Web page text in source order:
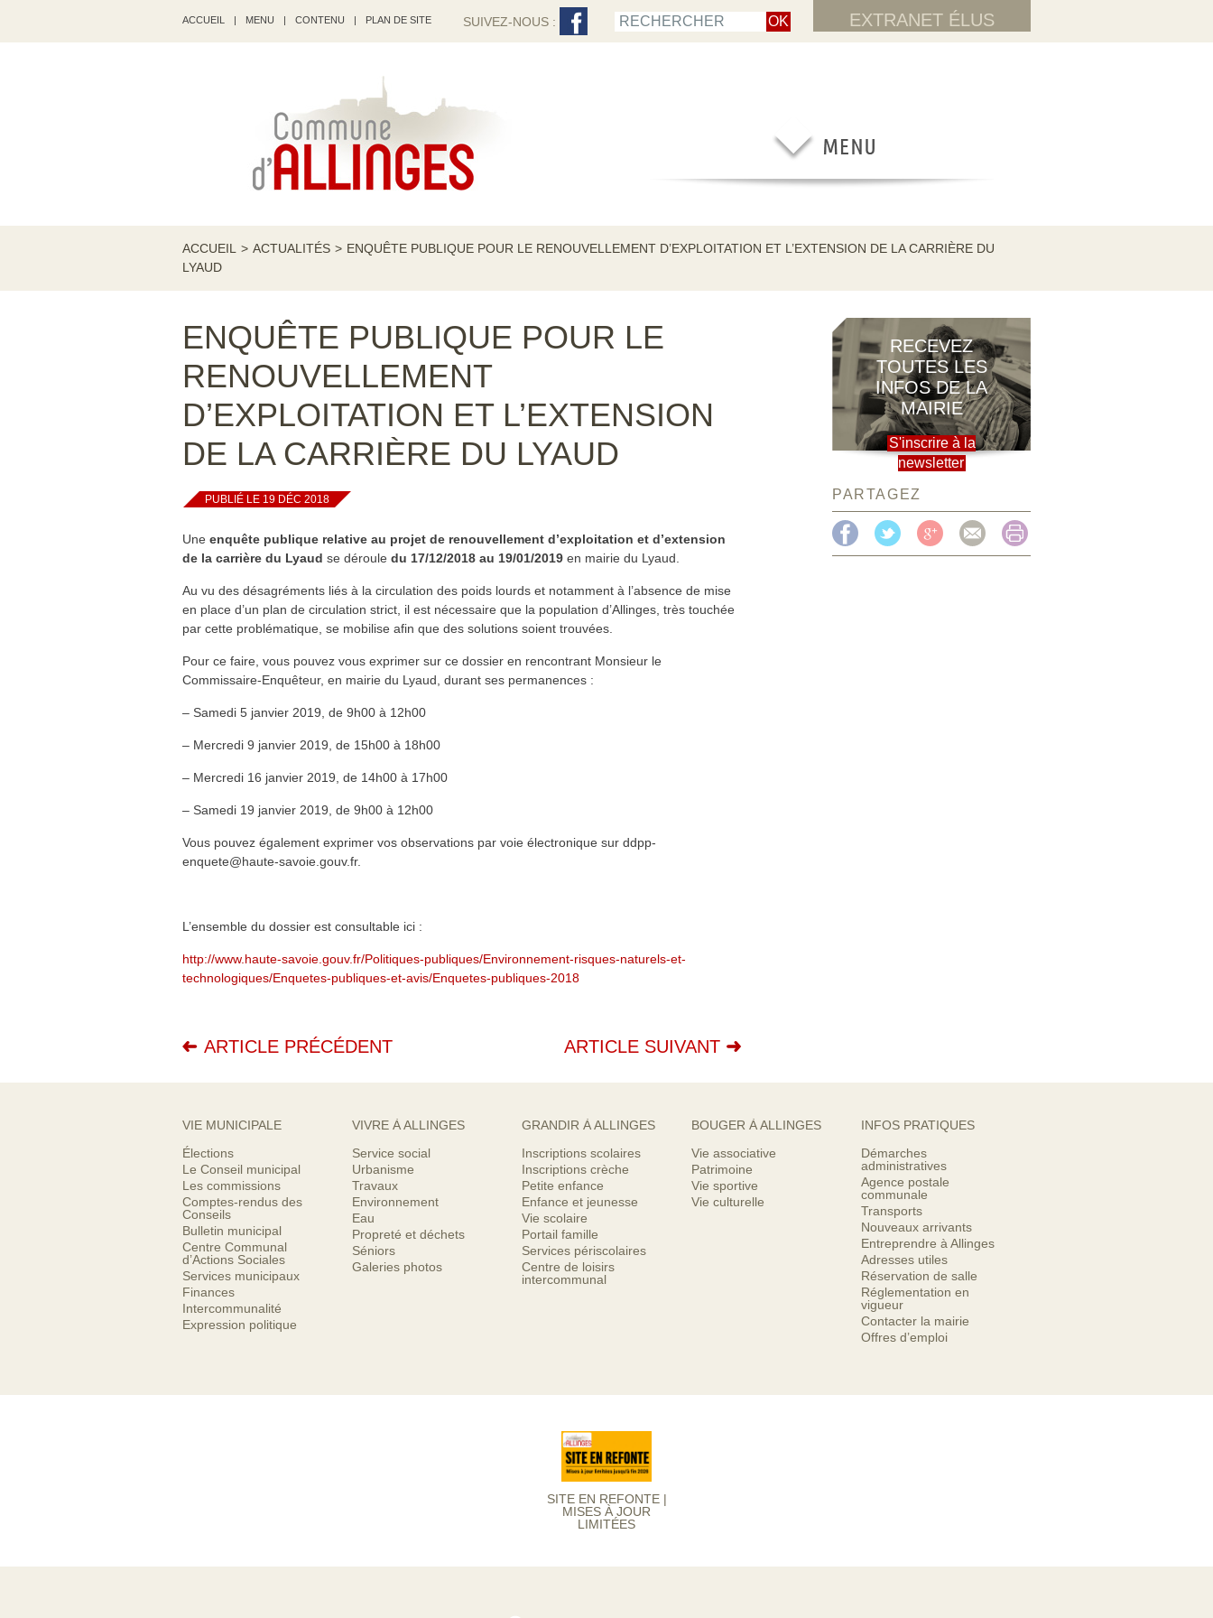
ACCUEIL | MENU | CONTENU | PLAN DE SITE EXTRANET ÉLUS
SUIVEZ-NOUS :
ACCUEIL > ACTUALITÉS > ENQUÊTE PUBLIQUE POUR LE RENOUVELLEMENT D’EXPLOITATION ET L’EXTENSION DE LA CARRIÈRE DU
LYAUD
ENQUÊTE PUBLIQUE POUR LE
RENOUVELLEMENT
D’EXPLOITATION ET L’EXTENSION
DE LA CARRIÈRE DU LYAUD
PUBLIÉ LE 19 DÉC 2018
Une enquête publique relative au projet de renouvellement d’exploitation et d’extension
de la carrière du Lyaud se déroule du 17/12/2018 au 19/01/2019 en mairie du Lyaud.
Au vu des désagréments liés à la circulation des poids lourds et notamment à l’absence de mise
en place d’un plan de circulation strict, il est nécessaire que la population d’Allinges, très touchée
par cette problématique, se mobilise afin que des solutions soient trouvées.
Pour ce faire, vous pouvez vous exprimer sur ce dossier en rencontrant Monsieur le
Commissaire-Enquêteur, en mairie du Lyaud, durant ses permanences :
– Samedi 5 janvier 2019, de 9h00 à 12h00
– Mercredi 9 janvier 2019, de 15h00 à 18h00
– Mercredi 16 janvier 2019, de 14h00 à 17h00
– Samedi 19 janvier 2019, de 9h00 à 12h00
Vous pouvez également exprimer vos observations par voie électronique sur ddpp-
enquete@haute-savoie.gouv.fr.
L’ensemble du dossier est consultable ici :
http://www.haute-savoie.gouv.fr/Politiques-publiques/Environnement-risques-naturels-et-
technologiques/Enquetes-publiques-et-avis/Enquetes-publiques-2018
ARTICLE PRÉCÉDENT ARTICLE SUIVANT
RECEVEZ
TOUTES LES
INFOS DE LA
MAIRIE
S'inscrire à la
newsletter
PARTAGEZ
VIE MUNICIPALE
Élections
Le Conseil municipal
Les commissions
Comptes-rendus des
Conseils
Bulletin municipal
Centre Communal
d’Actions Sociales
Services municipaux
Finances
Intercommunalité
Expression politique
VIVRE À ALLINGES
Service social
Urbanisme
Travaux
Environnement
Eau
Propreté et déchets
Séniors
Galeries photos
GRANDIR À ALLINGES
Inscriptions scolaires
Inscriptions crèche
Petite enfance
Enfance et jeunesse
Vie scolaire
Portail famille
Services périscolaires
Centre de loisirs
intercommunal
BOUGER À ALLINGES
Vie associative
Patrimoine
Vie sportive
Vie culturelle
INFOS PRATIQUES
Démarches
administratives
Agence postale
communale
Transports
Nouveaux arrivants
Entreprendre à Allinges
Adresses utiles
Réservation de salle
Réglementation en
vigueur
Contacter la mairie
Offres d’emploi
SITE EN REFONTE |
MISES À JOUR
LIMITÉES